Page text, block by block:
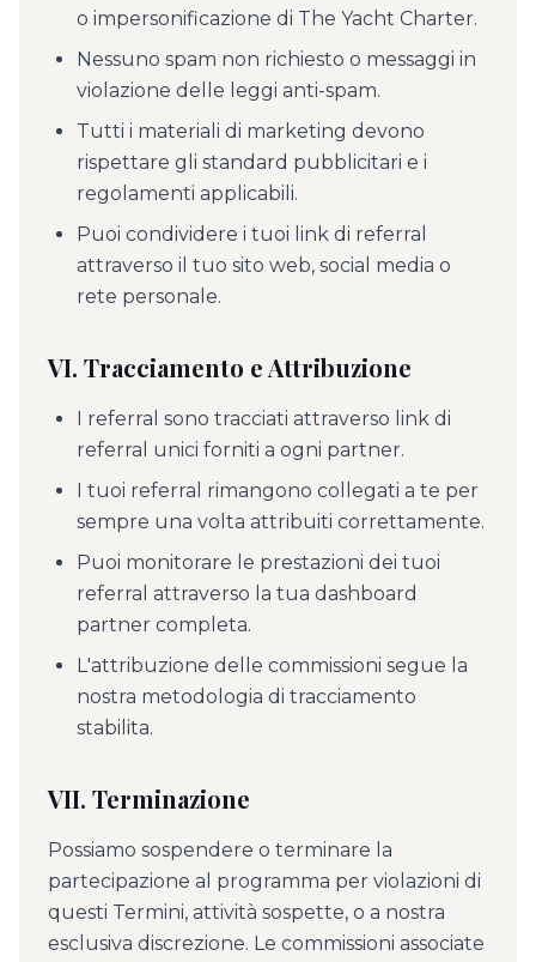
o impersonificazione di The Yacht Charter.
Nessuno spam non richiesto o messaggi in
violazione delle leggi anti-spam.
Tutti i materiali di marketing devono
rispettare gli standard pubblicitari e i
regolamenti applicabili.
Puoi condividere i tuoi link di referral
attraverso il tuo sito web, social media o
rete personale.
VI. Tracciamento e Attribuzione
I referral sono tracciati attraverso link di
referral unici forniti a ogni partner.
I tuoi referral rimangono collegati a te per
sempre una volta attribuiti correttamente.
Puoi monitorare le prestazioni dei tuoi
referral attraverso la tua dashboard
partner completa.
L'attribuzione delle commissioni segue la
nostra metodologia di tracciamento
stabilita.
VII. Terminazione
Possiamo sospendere o terminare la
partecipazione al programma per violazioni di
questi Termini, attività sospette, o a nostra
esclusiva discrezione. Le commissioni associate